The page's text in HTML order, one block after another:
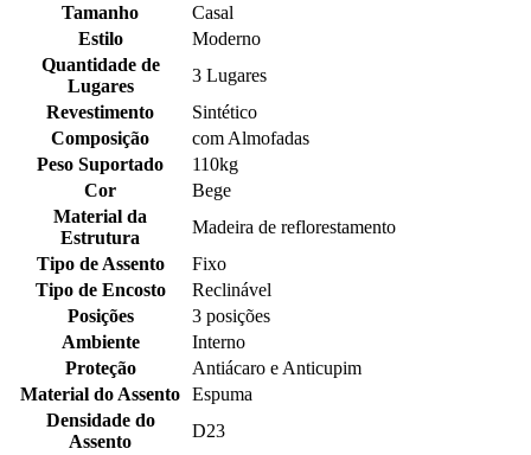
Tamanho
Casal
Estilo
Moderno
Quantidade de
Lugares
3 Lugares
Revestimento
Sintético
Composição
com Almofadas
Peso Suportado
110kg
Cor
Bege
Material da
Estrutura
Madeira de reflorestamento
Tipo de Assento
Fixo
Tipo de Encosto
Reclinável
Posições
3 posições
Ambiente
Interno
Proteção
Antiácaro e Anticupim
Material do Assento Espuma
Densidade do
Assento
D23